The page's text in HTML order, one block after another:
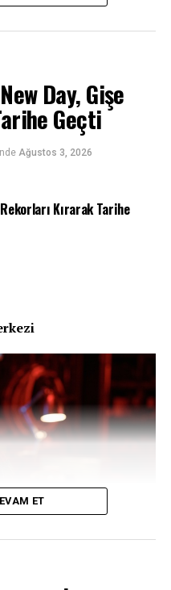
Day, Gişe
Geçti
Ağustos 3, 2026
Kırarak Tarihe
ET